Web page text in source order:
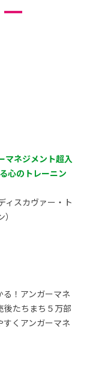
マネジメント超入
心のトレーニン
ィスカヴァー・ト
！アンガーマネ
後たちまち５万部
くアンガーマネ